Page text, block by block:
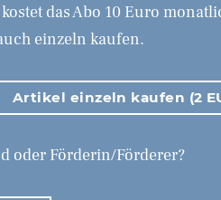
das Abo 10 Euro
einzeln kaufen.
Artikel einzeln kaufen (2
oder Förderin/Förderer?